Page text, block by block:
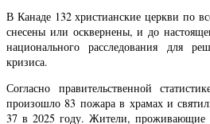
В Канаде 132 христианские церкви по
снесены или осквернены, и до
национального расследования для
кризиса.
Согласно правительственной
произошло 83 пожара в храмах и
37 в 2025 году. Жители, проживающие